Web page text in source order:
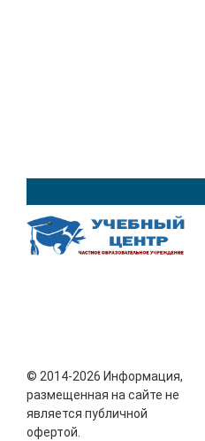
© 2014-2026 Информация,
размещенная на сайте не
является публичной
офертой.